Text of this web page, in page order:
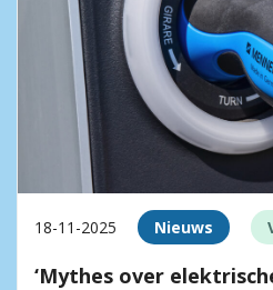
18-11-2025 Nieuws
‘Mythes over